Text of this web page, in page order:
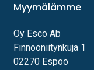
Myymälämme
Oy Esco Ab
Finnooniitynkuja 1
02270 Espoo